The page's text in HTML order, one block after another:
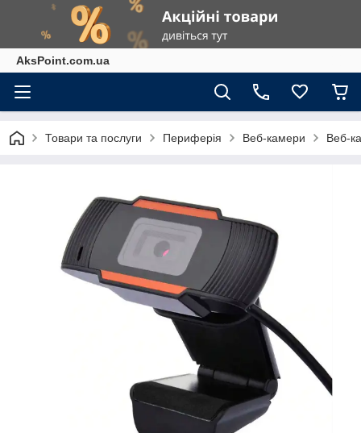
AksPoint.com.ua
Товари та послуги Периферія Веб-камери Веб-